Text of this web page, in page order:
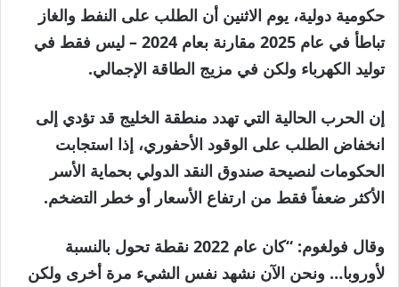
حكومية دولية، يوم الاثنين أن الطلب على النفط والغاز
تباطأ في عام 2025 مقارنة بعام 2024 – ليس فقط في
توليد الكهرباء ولكن في مزيج الطاقة الإجمالي.
إن الحرب الحالية التي تهدد منطقة الخليج قد تؤدي إلى
انخفاض الطلب على الوقود الأحفوري، إذا استجابت
الحكومات لنصيحة صندوق النقد الدولي بحماية الأسر
الأكثر ضعفاً فقط من ارتفاع الأسعار أو خطر التضخم.
وقال فولغوم: “كان عام 2022 نقطة تحول بالنسبة
لأوروبا… ونحن الآن نشهد نفس الشيء مرة أخرى ولكن